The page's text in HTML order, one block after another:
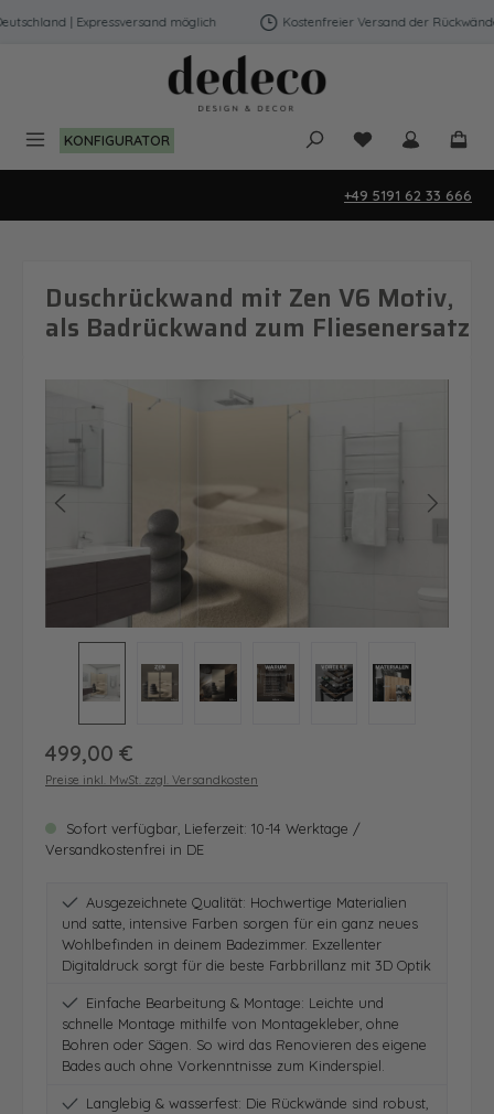
Zum Hauptinhalt springen
| Expressversand möglich Kostenfreier Versand der Rückwände
KONFIGURATOR Du hast 0
+49 5191 62 33 666
Duschrückwand mit Zen V6 Motiv,
als Badrückwand zum Fliesenersatz
Regulärer Preis:
499,00 €
Preise inkl. MwSt. zzgl. Versandkosten
Sofort verfügbar, Lieferzeit: 10-14 Werktage /
Versandkostenfrei in DE
Ausgezeichnete Qualität: Hochwertige Materialien
und satte, intensive Farben sorgen für ein ganz neues
Wohlbefinden in deinem Badezimmer. Exzellenter
Digitaldruck sorgt für die beste Farbbrillanz mit 3D Optik
Einfache Bearbeitung & Montage: Leichte und
schnelle Montage mithilfe von Montagekleber, ohne
Bohren oder Sägen. So wird das Renovieren des eigene
Bades auch ohne Vorkenntnisse zum Kinderspiel.
Langlebig & wasserfest: Die Rückwände sind robust,